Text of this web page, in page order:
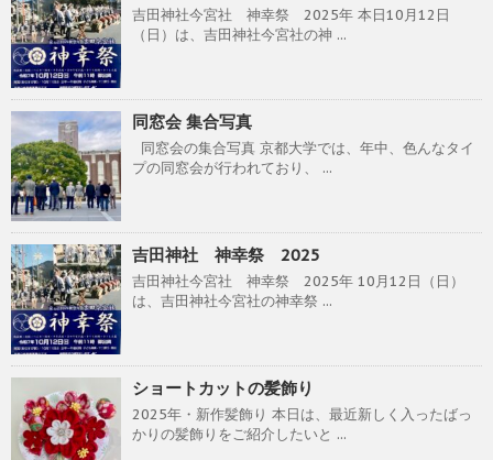
吉田神社今宮社 神幸祭 2025年 本日10月12日
（日）は、吉田神社今宮社の神 ...
同窓会 集合写真
同窓会の集合写真 京都大学では、年中、色んなタイ
プの同窓会が行われており、 ...
吉田神社 神幸祭 2025
吉田神社今宮社 神幸祭 2025年 10月12日（日）
は、吉田神社今宮社の神幸祭 ...
ショートカットの髪飾り
2025年・新作髪飾り 本日は、最近新しく入ったばっ
かりの髪飾りをご紹介したいと ...